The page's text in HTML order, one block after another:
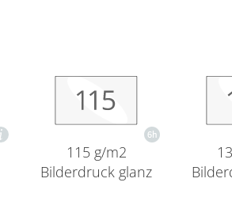
115 g/m2
Bilderdruck glanz